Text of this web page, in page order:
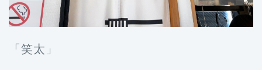
「笑太」